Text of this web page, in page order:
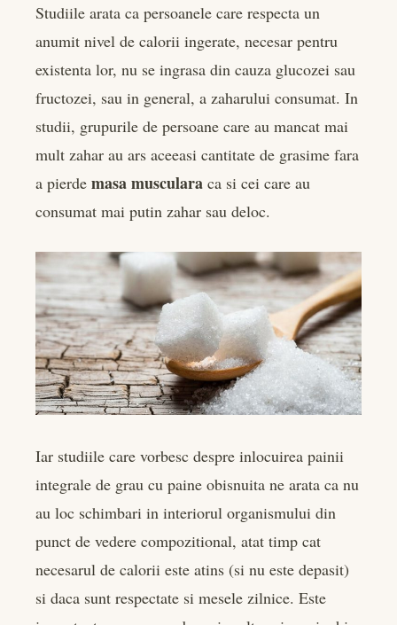
Studiile arata ca persoanele care respecta un
anumit nivel de calorii ingerate, necesar pentru
existenta lor, nu se ingrasa din cauza glucozei sau
fructozei, sau in general, a zaharului consumat. In
studii, grupurile de persoane care au mancat mai
mult zahar au ars aceeasi cantitate de grasime fara
a pierde masa musculara ca si cei care au
consumat mai putin zahar sau deloc.
Iar studiile care vorbesc despre inlocuirea painii
integrale de grau cu paine obisnuita ne arata ca nu
au loc schimbari in interiorul organismului din
punct de vedere compozitional, atat timp cat
necesarul de calorii este atins (si nu este depasit)
si daca sunt respectate si mesele zilnice. Este